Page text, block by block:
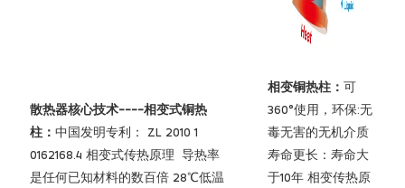
散热器核心技术----相变式铜热
柱： 中国发明专利： ZL 2010 1
0162168.4 相变式传热原理 导热率
是任何已知材料的数百倍 28℃低温
相变铜热柱： 可
360°使用，环保:无
毒无害的无机介质
寿命更长：寿命大
于10年 相变传热原